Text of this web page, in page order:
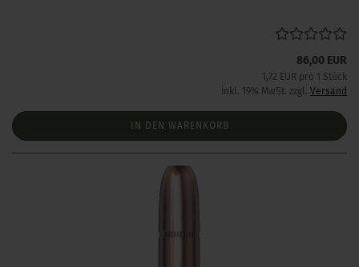
86,00 EUR
1,72 EUR pro 1 Stück
inkl. 19% MwSt. zzgl. Versand
IN DEN WARENKORB